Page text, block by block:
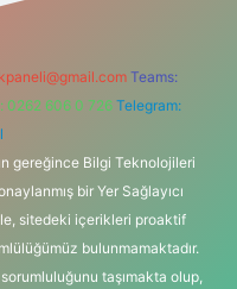
Teams:
0262 606 0 726 Telegram:
gereğince Bilgi Teknolojileri
bir Yer Sağlayıcı
sitedeki içerikleri proaktif
bulunmamaktadır.
taşımakta olup,